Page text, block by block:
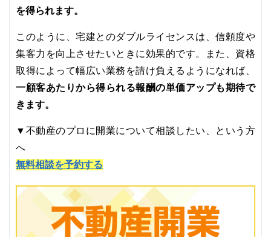
を得られます。
このように、宅建とのダブルライセンスは、信頼度や
集客力を向上させたいときに効果的です。また、資格
取得によって幅広い業務を請け負えるようになれば、
一顧客あたりから得られる報酬の単価アップも期待で
きます。
▼不動産のプロに開業について相談したい、という方
へ
無料相談を予約する